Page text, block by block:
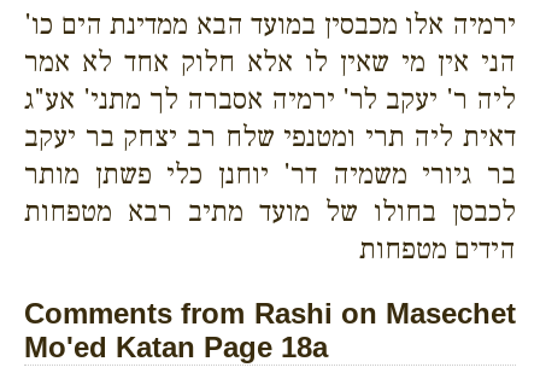
ירמיה אלו מכבסין במועד הבא ממדינת הים כו'
הני אין מי שאין לו אלא חלוק אחד לא אמר
ליה ר' יעקב לר' ירמיה אסברה לך מתני' אע"ג
דאית ליה תרי ומטנפי שלח רב יצחק בר יעקב
בר גיורי משמיה דר' יוחנן כלי פשתן מותר
לכבסן בחולו של מועד מתיב רבא מטפחות
הידים מטפחות
Comments from Rashi on Masechet
Mo'ed Katan Page 18a